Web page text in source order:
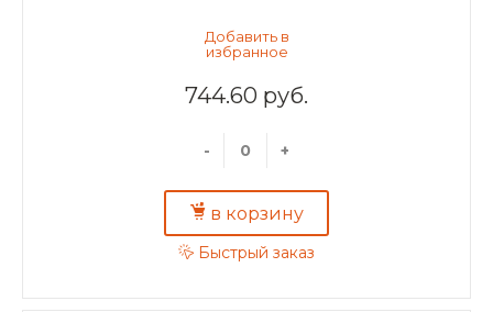
744.60 руб.
- +
в корзину
Быстрый заказ